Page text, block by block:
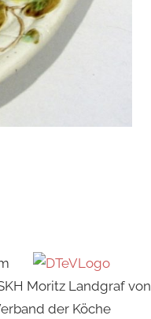
Moritz Landgraf von
der Köche